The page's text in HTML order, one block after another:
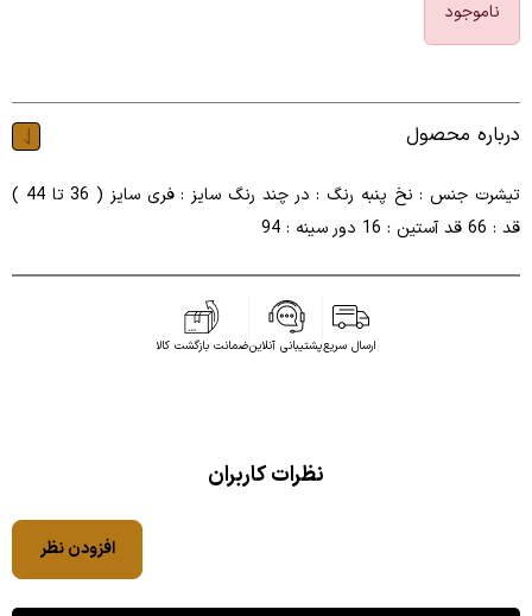
ناموجود
درباره محصول
تیشرت جنس : نخ پنبه رنگ : در چند رنگ سایز : فری سایز ( 36 تا 44 )
قد : 66 قد آستین : 16 دور سینه : 94
ارسال سریعپشتیبانی آنلاینضمانت بازگشت کالا
نظرات کاربران
افزودن نظر